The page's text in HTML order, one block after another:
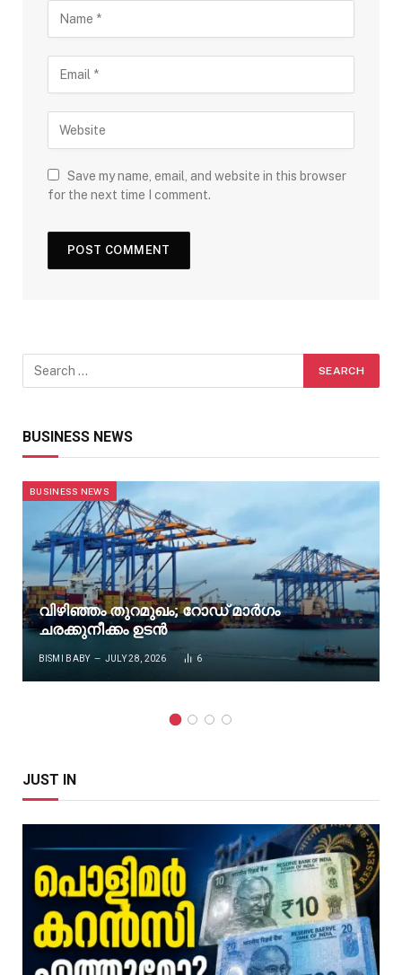
Save my name, email, and website in this browser
for the next time I comment.
BUSINESS NEWS
BUSINESS NEWS
വിഴിഞ്ഞം തുറമുഖം; റോഡ് മാർഗം
ചരക്കുനീക്കം ഉടൻ
BISMI BABY JULY 28, 2026 6
JUST IN